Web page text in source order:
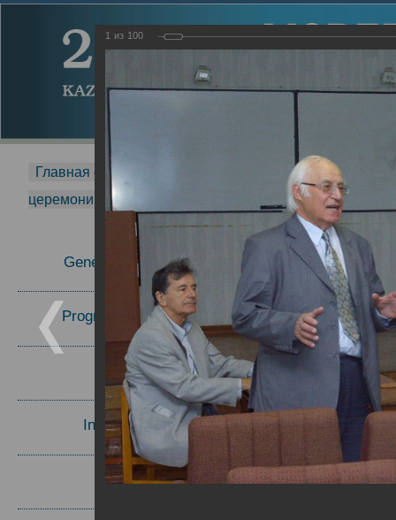
Главная страница
Международная
церемонии вручения премии Zavoisky Award - 2008 г.
General Information
Program Committee
Topics
Invited Speakers
Materials
Report
2008 г.
1 из 100